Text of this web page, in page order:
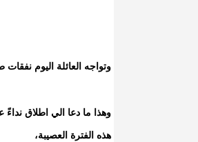
وتواجه العائلة اليوم
وهذا ما دعا الي اطلاق
هذه الفترة العصيبة،